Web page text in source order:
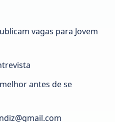
vagas para Jovem
antes de se